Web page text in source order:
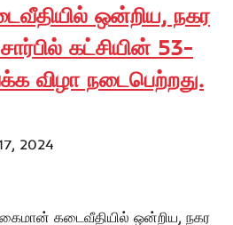
ஒன்றிய, நகர
கட்சியின் 53-
விழா நடைபெற்றது.
2024
கடைவீதியில் ஒன்றிய, நகர